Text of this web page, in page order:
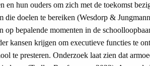
hun ouders om zich met de toekomst
die doelen te bereiken (Wesdorp &
bepalende momenten in de
kansen krijgen om executieve functies te
te presteren. Onderzoek laat zien dat